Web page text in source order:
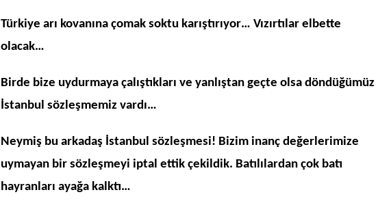
Türkiye arı kovanına çomak soktu karıştırıyor… Vızırtılar elbette
olacak…
Birde bize uydurmaya çalıştıkları ve yanlıştan geçte olsa döndüğümüz
İstanbul sözleşmemiz vardı…
Neymiş bu arkadaş İstanbul sözleşmesi! Bizim inanç değerlerimize
uymayan bir sözleşmeyi iptal ettik çekildik. Batılılardan çok batı
hayranları ayağa kalktı…